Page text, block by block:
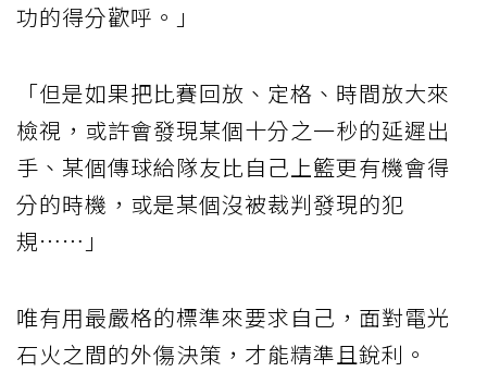
功的得分歡呼。」
「但是如果把比賽回放、定格、時間放大來
檢視，或許會發現某個十分之一秒的延遲出
手、某個傳球給隊友比自己上籃更有機會得
分的時機，或是某個沒被裁判發現的犯
規……」
唯有用最嚴格的標準來要求自己，面對電光
石火之間的外傷決策，才能精準且銳利。